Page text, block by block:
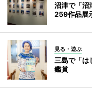
沼津で「沼
259作品展
見る・遊ぶ
三島で「
鑑賞